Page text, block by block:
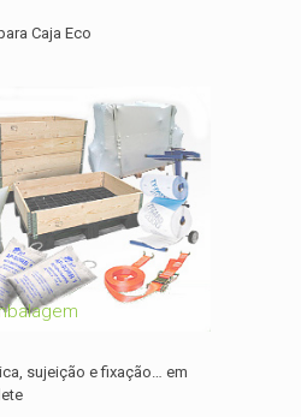
Caja Eco
sujeição e fixação… em